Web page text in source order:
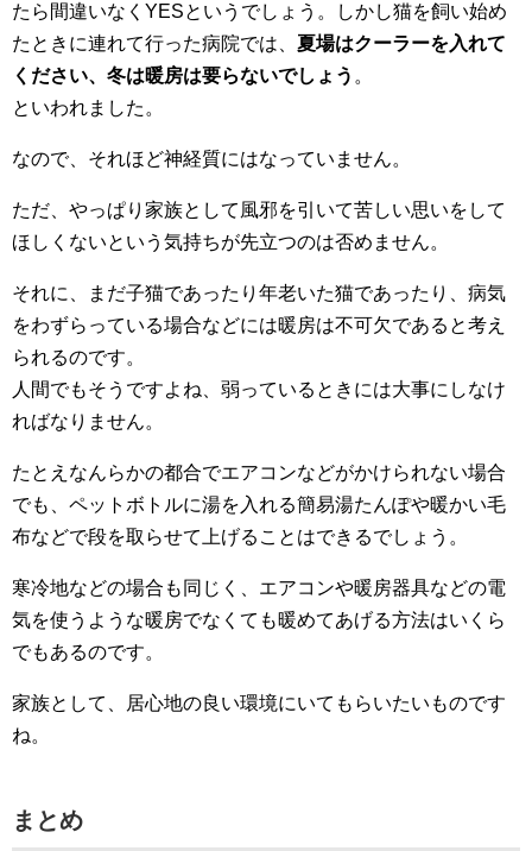
たら間違いなくYESというでしょう。しかし猫を飼い始め
たときに連れて行った病院では、 夏場はクーラーを入れて
ください、冬は暖房は要らないでしょう 。
といわれました。
なので、それほど神経質にはなっていません。
ただ、やっぱり家族として風邪を引いて苦しい思いをして
ほしくないという気持ちが先立つのは否めません。
それに、まだ子猫であったり年老いた猫であったり、病気
をわずらっている場合などには暖房は不可欠であると考え
られるのです。
人間でもそうですよね、弱っているときには大事にしなけ
ればなりません。
たとえなんらかの都合でエアコンなどがかけられない場合
でも、ペットボトルに湯を入れる簡易湯たんぽや暖かい毛
布などで段を取らせて上げることはできるでしょう。
寒冷地などの場合も同じく、エアコンや暖房器具などの電
気を使うような暖房でなくても暖めてあげる方法はいくら
でもあるのです。
家族として、居心地の良い環境にいてもらいたいものです
ね。
まとめ